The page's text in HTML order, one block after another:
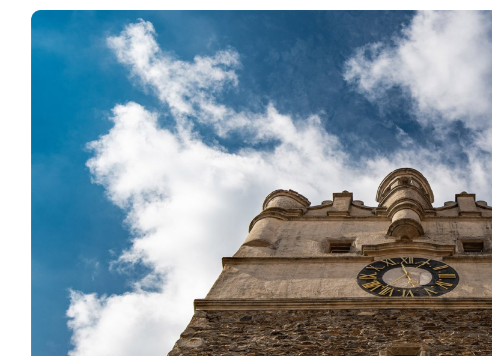
CS DE
© 2026 Brána Jihlavy